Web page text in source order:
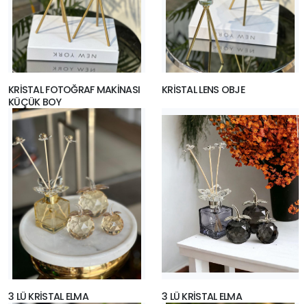
KRİSTAL FOTOĞRAF MAKİNASI
KÜÇÜK BOY
KRİSTAL LENS OBJE
3 LÜ KRİSTAL ELMA 3 LÜ KRİSTAL ELMA